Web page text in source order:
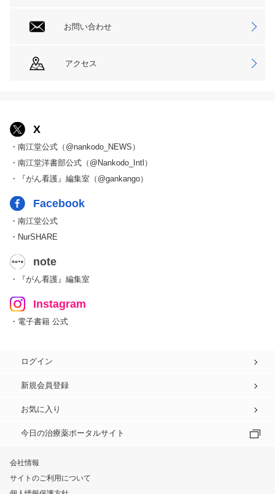
お問い合わせ
アクセス
X
・南江堂公式（@nankodo_NEWS）
・南江堂洋書部公式（@Nankodo_Intl）
・『がん看護』編集室（@gankango）
Facebook
・南江堂公式
・NurSHARE
note
・『がん看護』編集室
Instagram
・電子書籍 公式
ログイン
新規会員登録
お気に入り
今日の治療薬ポータルサイト
会社情報
サイトのご利用について